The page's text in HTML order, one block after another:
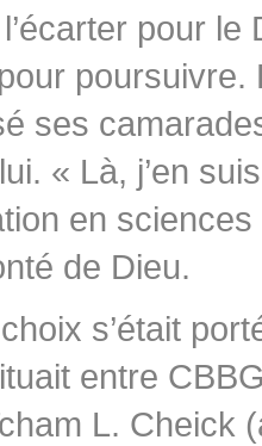
pour
ses
« Là, j’en
en
de Dieu.
s’était
entre
L. Cheick